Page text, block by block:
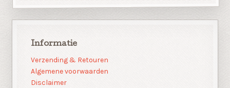
Informatie
Verzending & Retouren
Algemene voorwaarden
Disclaimer